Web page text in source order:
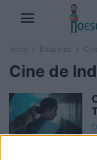
Inicio Etiquetas
Cine de